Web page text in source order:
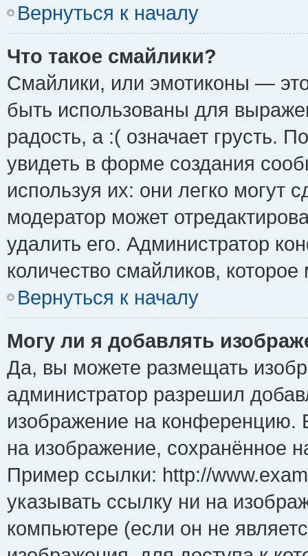
Вернуться к началу
Что такое смайлики?
Смайлики, или эмотиконы —
быть использованы для
радость, а :( означает грусть.
увидеть в форме создания
используя их: они легко могут
модератор может
удалить его. Администратор
количество смайликов,
Вернуться к началу
Могу ли я добавлять
Да, вы можете размещать
администратор разрешил
изображение на конференцию.
на изображение, сохранённое
Пример ссылки: http://
указывать ссылку ни на
компьютере (если он не